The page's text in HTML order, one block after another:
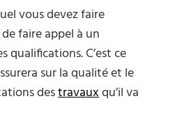
vous devez faire
faire appel à un
qualifications. C’est ce
sur la qualité et le
destravauxqu’il va